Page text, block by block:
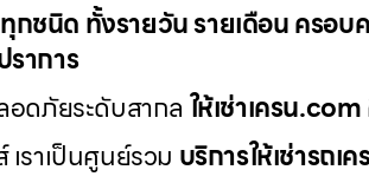
ทุกชนิด ทั้งรายวัน รายเดือน ครอ
ราการ
อดภัยระดับสากล ให้เช่าเครน.com
ราเป็นศูนย์รวม บริการให้เช่ารถเ